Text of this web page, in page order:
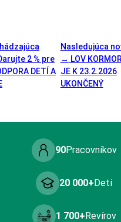
2 % pre
DETÍ A
Nasledujúca
→ LOV
JE K 23.2.2026
UKONČENÝ
90Pracovníkov
20 000+Detí
1 700+Revírov